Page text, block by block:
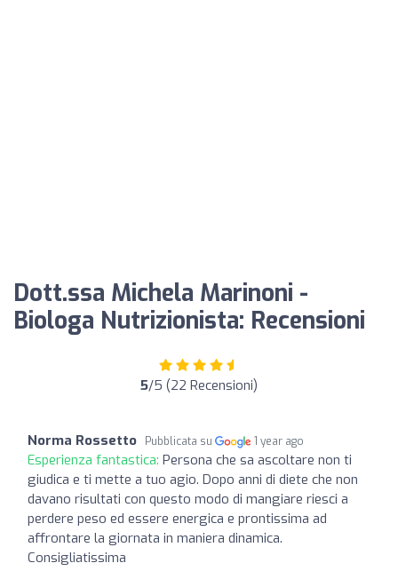
Dott.ssa Michela Marinoni -
Biologa Nutrizionista: Recensioni
5/5 (22 Recensioni)
Norma Rossetto Pubblicata su 1 year ago
Esperienza fantastica: Persona che sa ascoltare non ti
giudica e ti mette a tuo agio. Dopo anni di diete che non
davano risultati con questo modo di mangiare riesci a
perdere peso ed essere energica e prontissima ad
affrontare la giornata in maniera dinamica.
Consigliatissima